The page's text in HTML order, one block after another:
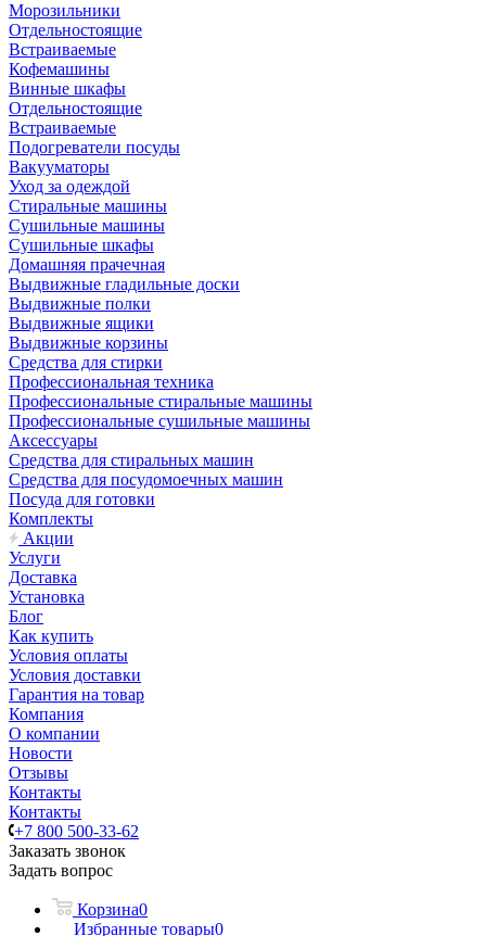
Морозильники
Отдельностоящие
Встраиваемые
Кофемашины
Винные шкафы
Отдельностоящие
Встраиваемые
Подогреватели посуды
Вакууматоры
Уход за одеждой
Стиральные машины
Сушильные машины
Сушильные шкафы
Домашняя прачечная
Выдвижные гладильные доски
Выдвижные полки
Выдвижные ящики
Выдвижные корзины
Средства для стирки
Профессиональная техника
Профессиональные стиральные машины
Профессиональные сушильные машины
Аксессуары
Средства для стиральных машин
Средства для посудомоечных машин
Посуда для готовки
Комплекты
Акции
Услуги
Доставка
Установка
Блог
Как купить
Условия оплаты
Условия доставки
Гарантия на товар
Компания
О компании
Новости
Отзывы
Контакты
Контакты
+7 800 500-33-62
Заказать звонок
Задать вопрос
Корзина0
Избранные товары0